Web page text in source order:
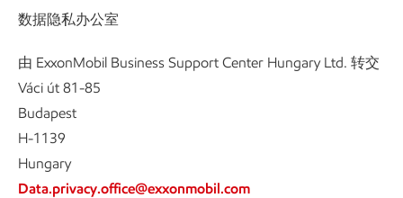
数据隐私办公室
由 ExxonMobil Business Support Center Hungary Ltd. 转交
Váci út 81-85
Budapest
H-1139
Hungary
Data.privacy.office@exxonmobil.com